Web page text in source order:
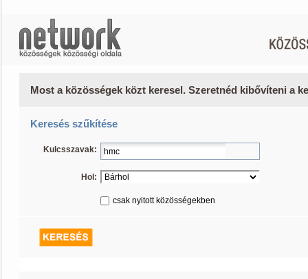
Most a közösségek közt keresel. Szeretnéd kibővíteni a
Keresés szűkítése
Kulcsszavak:
Hol:
csak nyitott közösségekben